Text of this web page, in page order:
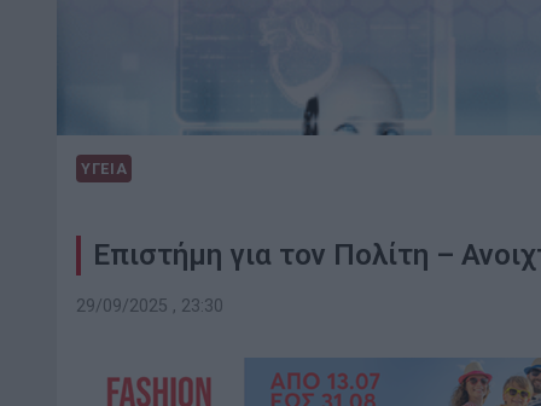
ΥΓΕΙΑ
Επιστήμη για τον Πολίτη –
29/09/2025 , 23:30